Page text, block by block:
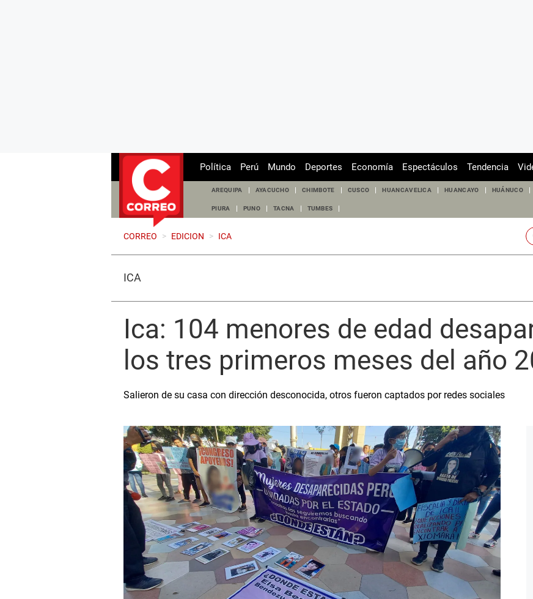
Política Perú Mundo Deportes Economía Espectáculos Tendencia
AREQUIPA AYACUCHO CHIMBOTE CUSCO HUANCAVELICA HUANCAYO HUÁNUCO
PIURA PUNO TACNA TUMBES
CORREO > EDICION > ICA
ICA
Ica: 104 menores de edad
los tres primeros meses del año
Salieron de su casa con dirección desconocida, otros fueron captados por redes sociales